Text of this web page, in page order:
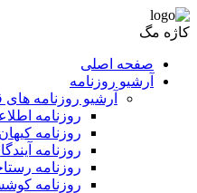
کاژه مگ
صفحه اصلی
آرشیو روزنامه
آرشیو روزنامه های
روزنامه
روزنامه
روزنامه
روزنامه
روزنامه